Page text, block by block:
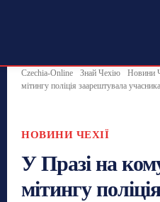
Czechia-Online Знай Чехію Новини
мітингу поліція заарештувала
НОВИНИ ЧЕХІЇ
У Празі на
мітингу